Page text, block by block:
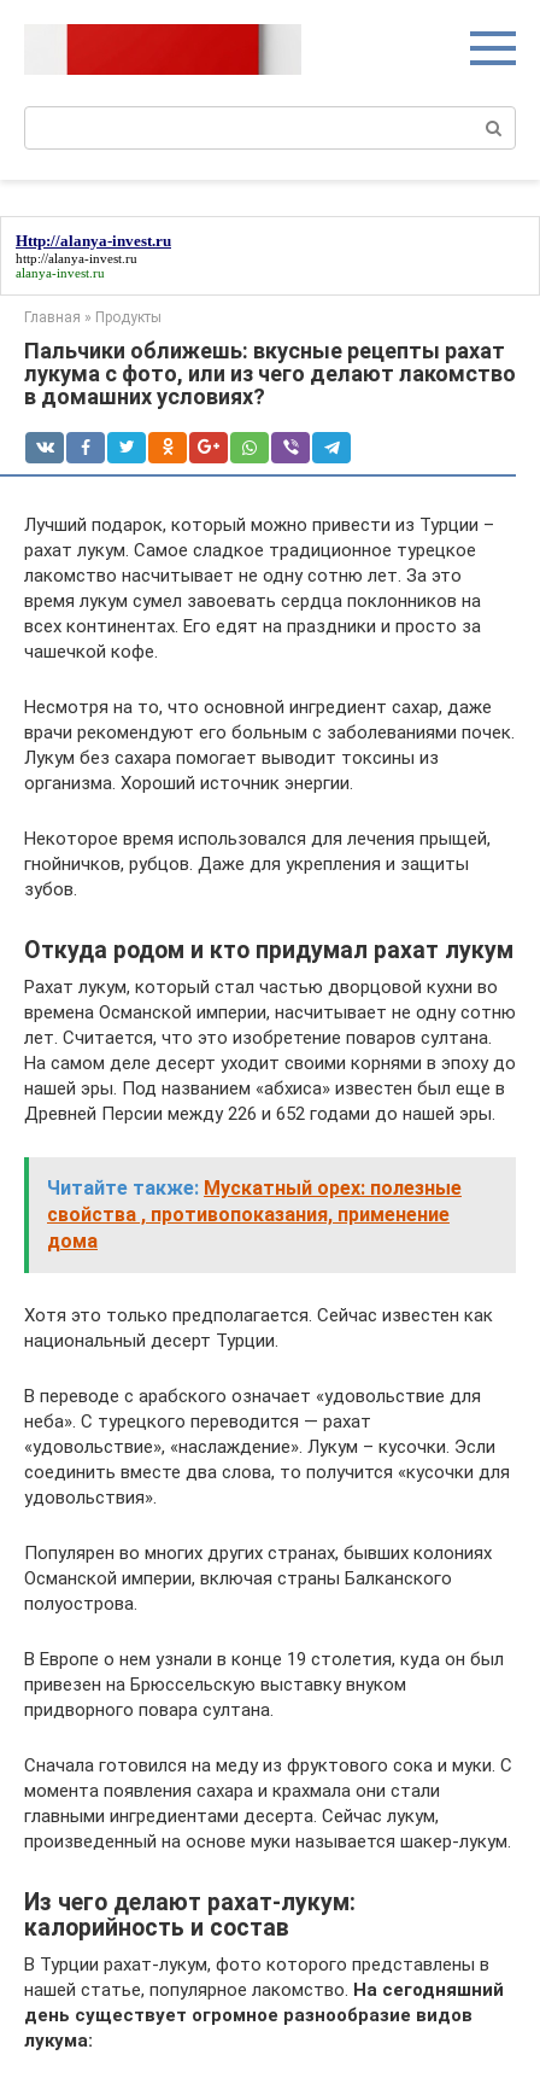
Http://alanya-invest.ru
http://alanya-invest.ru
alanya-invest.ru
Главная » Продукты
Пальчики оближешь: вкусные рецепты рахат
лукума с фото, или из чего делают лакомство
в домашних условиях?
Лучший подарок, который можно привести из Турции –
рахат лукум. Самое сладкое традиционное турецкое
лакомство насчитывает не одну сотню лет. За это
время лукум сумел завоевать сердца поклонников на
всех континентах. Его едят на праздники и просто за
чашечкой кофе.
Несмотря на то, что основной ингредиент сахар, даже
врачи рекомендуют его больным с заболеваниями почек.
Лукум без сахара помогает выводит токсины из
организма. Хороший источник энергии.
Некоторое время использовался для лечения прыщей,
гнойничков, рубцов. Даже для укрепления и защиты
зубов.
Откуда родом и кто придумал рахат лукум
Рахат лукум, который стал частью дворцовой кухни во
времена Османской империи, насчитывает не одну сотню
лет. Считается, что это изобретение поваров султана.
На самом деле десерт уходит своими корнями в эпоху до
нашей эры. Под названием «абхиса» известен был еще в
Древней Персии между 226 и 652 годами до нашей эры.
Читайте также: Мускатный орех: полезные
свойства , противопоказания, применение
дома
Хотя это только предполагается. Сейчас известен как
национальный десерт Турции.
В переводе с арабского означает «удовольствие для
неба». С турецкого переводится — рахат
«удовольствие», «наслаждение». Лукум – кусочки. Эсли
соединить вместе два слова, то получится «кусочки для
удовольствия».
Популярен во многих других странах, бывших колониях
Османской империи, включая страны Балканского
полуострова.
В Европе о нем узнали в конце 19 столетия, куда он был
привезен на Брюссельскую выставку внуком
придворного повара султана.
Сначала готовился на меду из фруктового сока и муки. С
момента появления сахара и крахмала они стали
главными ингредиентами десерта. Сейчас лукум,
произведенный на основе муки называется шакер-лукум.
Из чего делают рахат-лукум:
калорийность и состав
В Турции рахат-лукум, фото которого представлены в
нашей статье, популярное лакомство. На сегодняшний
день существует огромное разнообразие видов
лукума: